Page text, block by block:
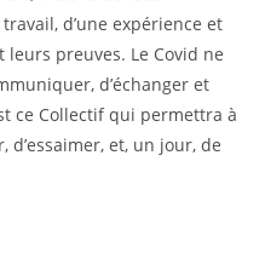
d’une expérience et
preuves. Le Covid ne
d’échanger et
ce Collectif qui permettra à
d’essaimer, et, un jour, de